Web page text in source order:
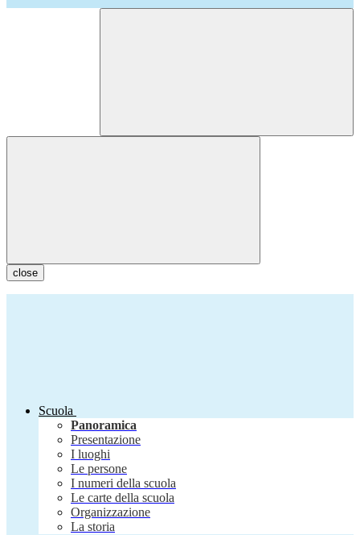
close
Scuola
Panoramica
Presentazione
I luoghi
Le persone
I numeri della scuola
Le carte della scuola
Organizzazione
La storia